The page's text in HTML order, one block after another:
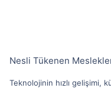
Nesli Tükenen
Teknolojinin hızlı gelişimi,